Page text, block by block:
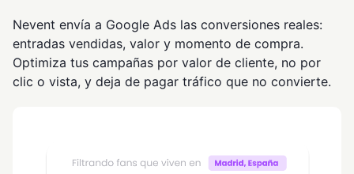
Nevent envía a Google Ads las conversiones reales:
entradas vendidas, valor y momento de compra.
Optimiza tus campañas por valor de cliente, no por
clic o vista, y deja de pagar tráfico que no convierte.